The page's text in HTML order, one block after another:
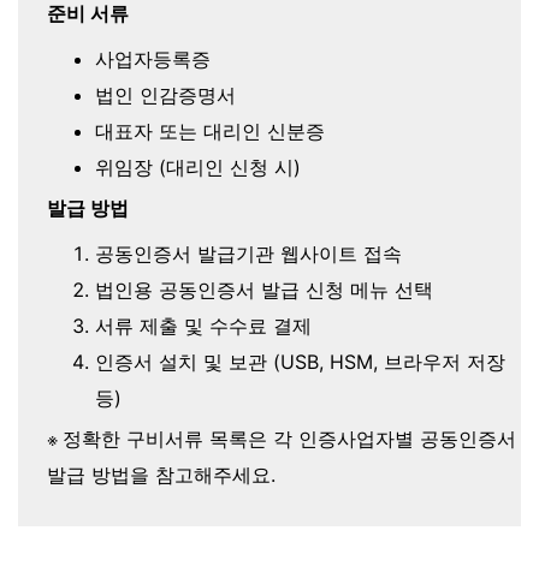
준비 서류
사업자등록증
법인 인감증명서
대표자 또는 대리인 신분증
위임장 (대리인 신청 시)
발급 방법
공동인증서 발급기관 웹사이트 접속
법인용 공동인증서 발급 신청 메뉴 선택
서류 제출 및 수수료 결제
인증서 설치 및 보관 (USB, HSM, 브라우저 저장
등)
※ 정확한 구비서류 목록은 각 인증사업자별 공동인증서
발급 방법을 참고해주세요.